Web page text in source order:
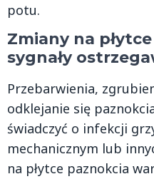
potu.
Zmiany na
sygnały
Przebarwienia,
odklejanie się
świadczyć o infekcji
mechanicznym lub
na płytce paznokcia